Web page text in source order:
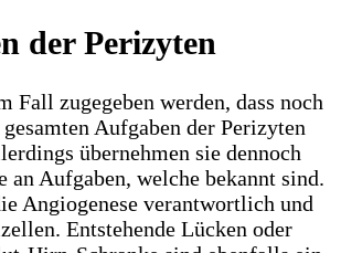
der Perizyten
Fall zugegeben werden, dass noch
Aufgaben der Perizyten
übernehmen sie dennoch
an Aufgaben, welche bekannt sind.
Angiogenese verantwortlich und
Entstehende Lücken oder